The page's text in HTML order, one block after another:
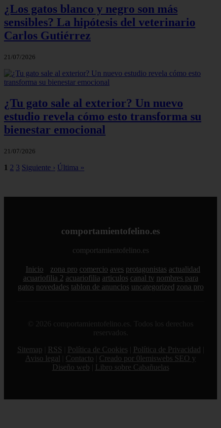
¿Los gatos blanco y negro son más
sensibles? La hipótesis del veterinario
Carlos Gutiérrez
21/07/2026
¿Tu gato sale al exterior? Un nuevo
estudio revela cómo esto transforma su
bienestar emocional
21/07/2026
1 2 3 Siguiente › Última »
comportamientofelino.es
comportamientofelino.es
Inicio zona pro comercio aves protagonistas actualidad
acuariofilia 2 acuariofilia articulos canal tv nombres para
gatos novedades tablon de anuncios uncategorized zona pro
© 2026 comportamientofelino.es. Todos los derechos
reservados.
Sitemap
RSS Política de Cookies Política de Privacidad
Aviso legal
Contacto
Creado por 0lemiswebs SEO y
Diseño web
Libro sobre Cabañuelas